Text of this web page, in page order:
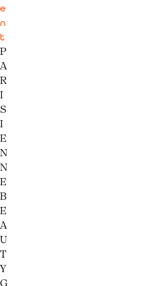
e
n
t
P
A
R
I
S
I
E
N
N
E
B
E
A
U
T
Y
G